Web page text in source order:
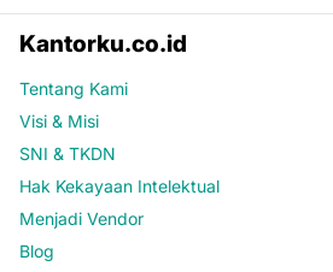
Kantorku.co.id
Tentang Kami
Visi & Misi
SNI & TKDN
Hak Kekayaan Intelektual
Menjadi Vendor
Blog